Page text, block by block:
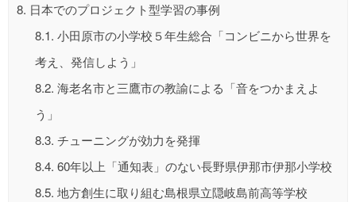
8. 日本でのプロジェクト型学習の事例
8.1. 小田原市の小学校５年生総合「コンビニから世界を
考え、発信しよう」
8.2. 海老名市と三鷹市の教諭による「音をつかまえよ
う」
8.3. チューニングが効力を発揮
8.4. 60年以上「通知表」のない長野県伊那市伊那小学校
8.5. 地方創生に取り組む島根県立隠岐島前高等学校